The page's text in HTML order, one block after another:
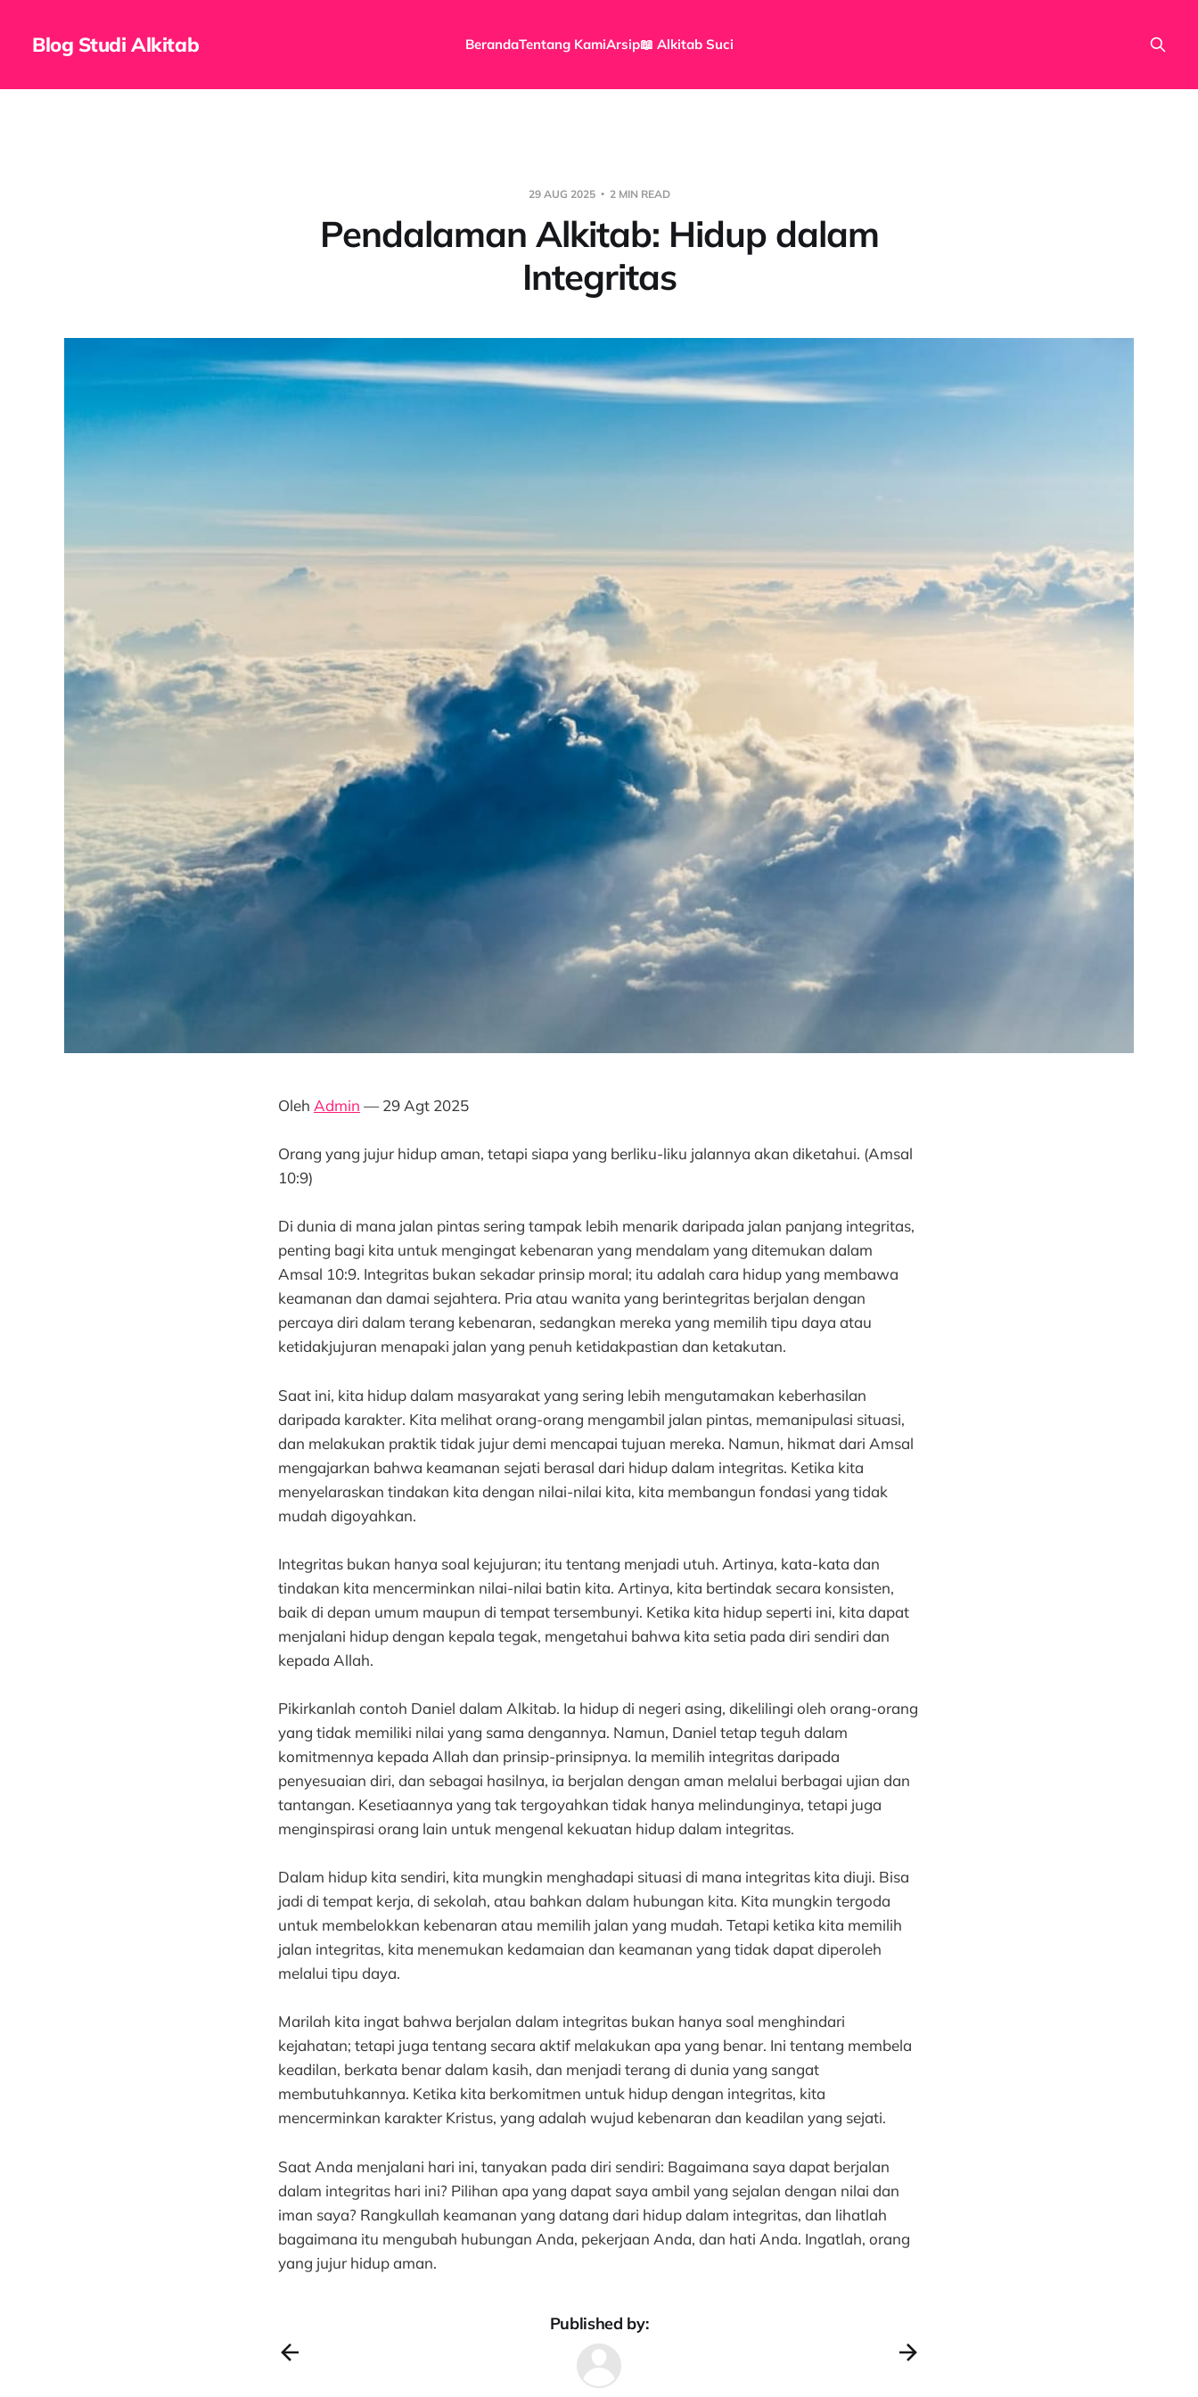
Blog Studi Alkitab BerandaTentang KamiArsip📖 Alkitab Suci
29 AUG 2025 2 MIN READ
Pendalaman Alkitab: Hidup dalam
Integritas
Oleh Admin — 29 Agt 2025
Orang yang jujur hidup aman, tetapi siapa yang berliku-liku jalannya akan diketahui. (Amsal
10:9)
Di dunia di mana jalan pintas sering tampak lebih menarik daripada jalan panjang integritas,
penting bagi kita untuk mengingat kebenaran yang mendalam yang ditemukan dalam
Amsal 10:9. Integritas bukan sekadar prinsip moral; itu adalah cara hidup yang membawa
keamanan dan damai sejahtera. Pria atau wanita yang berintegritas berjalan dengan
percaya diri dalam terang kebenaran, sedangkan mereka yang memilih tipu daya atau
ketidakjujuran menapaki jalan yang penuh ketidakpastian dan ketakutan.
Saat ini, kita hidup dalam masyarakat yang sering lebih mengutamakan keberhasilan
daripada karakter. Kita melihat orang-orang mengambil jalan pintas, memanipulasi situasi,
dan melakukan praktik tidak jujur demi mencapai tujuan mereka. Namun, hikmat dari Amsal
mengajarkan bahwa keamanan sejati berasal dari hidup dalam integritas. Ketika kita
menyelaraskan tindakan kita dengan nilai-nilai kita, kita membangun fondasi yang tidak
mudah digoyahkan.
Integritas bukan hanya soal kejujuran; itu tentang menjadi utuh. Artinya, kata-kata dan
tindakan kita mencerminkan nilai-nilai batin kita. Artinya, kita bertindak secara konsisten,
baik di depan umum maupun di tempat tersembunyi. Ketika kita hidup seperti ini, kita dapat
menjalani hidup dengan kepala tegak, mengetahui bahwa kita setia pada diri sendiri dan
kepada Allah.
Pikirkanlah contoh Daniel dalam Alkitab. Ia hidup di negeri asing, dikelilingi oleh orang-orang
yang tidak memiliki nilai yang sama dengannya. Namun, Daniel tetap teguh dalam
komitmennya kepada Allah dan prinsip-prinsipnya. Ia memilih integritas daripada
penyesuaian diri, dan sebagai hasilnya, ia berjalan dengan aman melalui berbagai ujian dan
tantangan. Kesetiaannya yang tak tergoyahkan tidak hanya melindunginya, tetapi juga
menginspirasi orang lain untuk mengenal kekuatan hidup dalam integritas.
Dalam hidup kita sendiri, kita mungkin menghadapi situasi di mana integritas kita diuji. Bisa
jadi di tempat kerja, di sekolah, atau bahkan dalam hubungan kita. Kita mungkin tergoda
untuk membelokkan kebenaran atau memilih jalan yang mudah. Tetapi ketika kita memilih
jalan integritas, kita menemukan kedamaian dan keamanan yang tidak dapat diperoleh
melalui tipu daya.
Marilah kita ingat bahwa berjalan dalam integritas bukan hanya soal menghindari
kejahatan; tetapi juga tentang secara aktif melakukan apa yang benar. Ini tentang membela
keadilan, berkata benar dalam kasih, dan menjadi terang di dunia yang sangat
membutuhkannya. Ketika kita berkomitmen untuk hidup dengan integritas, kita
mencerminkan karakter Kristus, yang adalah wujud kebenaran dan keadilan yang sejati.
Saat Anda menjalani hari ini, tanyakan pada diri sendiri: Bagaimana saya dapat berjalan
dalam integritas hari ini? Pilihan apa yang dapat saya ambil yang sejalan dengan nilai dan
iman saya? Rangkullah keamanan yang datang dari hidup dalam integritas, dan lihatlah
bagaimana itu mengubah hubungan Anda, pekerjaan Anda, dan hati Anda. Ingatlah, orang
yang jujur hidup aman.
Published by: